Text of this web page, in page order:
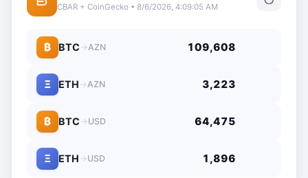
CBAR + CoinGecko • 8/6/2026, 4:09:05 AM
₿ BTC →AZN 109,608
Ξ ETH →AZN 3,223
₿ BTC → USD 64,475
Ξ ETH → USD 1,896